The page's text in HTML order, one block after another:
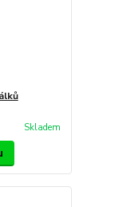
Skladem